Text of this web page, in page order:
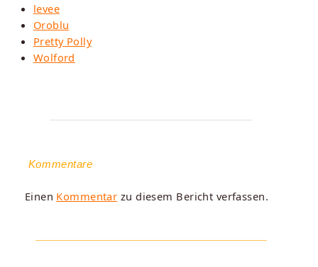
levee
Oroblu
Pretty Polly
Wolford
Kommentare
Einen Kommentar zu diesem Bericht verfassen.